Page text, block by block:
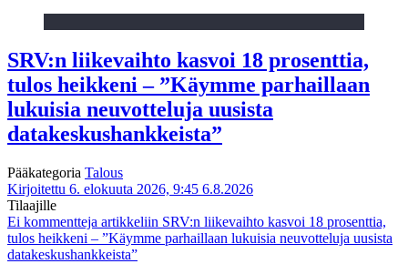
SRV:n liikevaihto kasvoi 18 prosenttia,
tulos heikkeni – ”Käymme parhaillaan
lukuisia neuvotteluja uusista
datakeskushankkeista”
Pääkategoria Talous
Kirjoitettu 6. elokuuta 2026, 9:45 6.8.2026
Tilaajille
Ei kommentteja artikkeliin SRV:n liikevaihto kasvoi 18 prosenttia,
tulos heikkeni – ”Käymme parhaillaan lukuisia neuvotteluja uusista
datakeskushankkeista”